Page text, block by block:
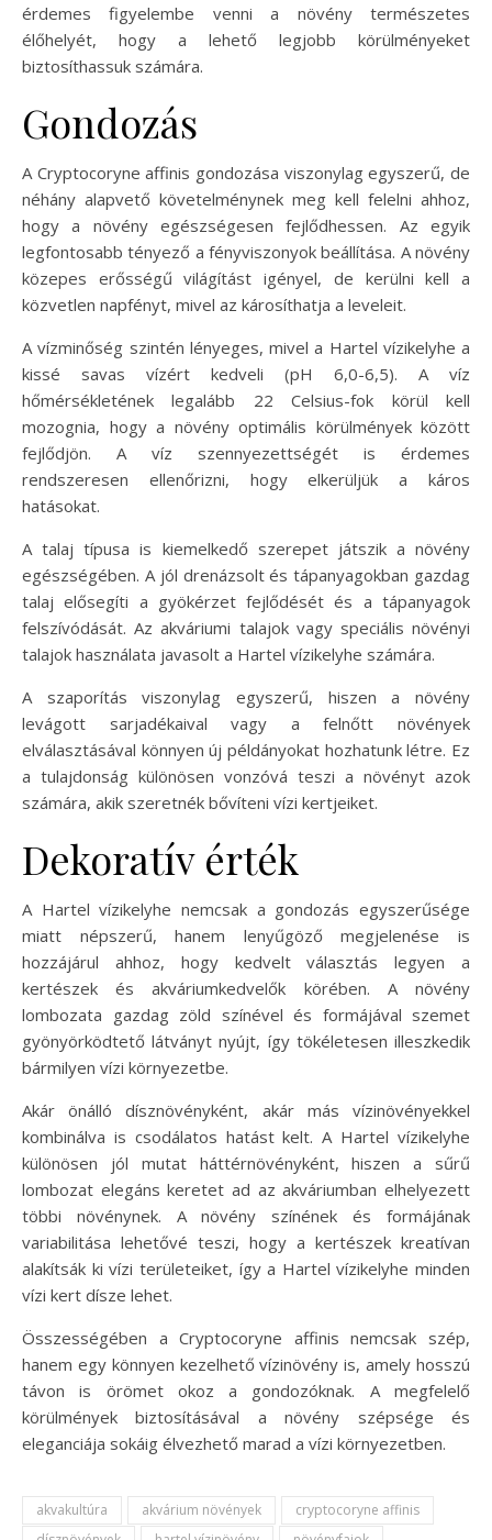
érdemes figyelembe venni a növény természetes
élőhelyét, hogy a lehető legjobb körülményeket
biztosíthassuk számára.
Gondozás
A Cryptocoryne affinis gondozása viszonylag egyszerű, de
néhány alapvető követelménynek meg kell felelni ahhoz,
hogy a növény egészségesen fejlődhessen. Az egyik
legfontosabb tényező a fényviszonyok beállítása. A növény
közepes erősségű világítást igényel, de kerülni kell a
közvetlen napfényt, mivel az károsíthatja a leveleit.
A vízminőség szintén lényeges, mivel a Hartel vízikelyhe a
kissé savas vízért kedveli (pH 6,0-6,5). A víz
hőmérsékletének legalább 22 Celsius-fok körül kell
mozognia, hogy a növény optimális körülmények között
fejlődjön. A víz szennyezettségét is érdemes
rendszeresen ellenőrizni, hogy elkerüljük a káros
hatásokat.
A talaj típusa is kiemelkedő szerepet játszik a növény
egészségében. A jól drenázsolt és tápanyagokban gazdag
talaj elősegíti a gyökérzet fejlődését és a tápanyagok
felszívódását. Az akváriumi talajok vagy speciális növényi
talajok használata javasolt a Hartel vízikelyhe számára.
A szaporítás viszonylag egyszerű, hiszen a növény
levágott sarjadékaival vagy a felnőtt növények
elválasztásával könnyen új példányokat hozhatunk létre. Ez
a tulajdonság különösen vonzóvá teszi a növényt azok
számára, akik szeretnék bővíteni vízi kertjeiket.
Dekoratív érték
A Hartel vízikelyhe nemcsak a gondozás egyszerűsége
miatt népszerű, hanem lenyűgöző megjelenése is
hozzájárul ahhoz, hogy kedvelt választás legyen a
kertészek és akváriumkedvelők körében. A növény
lombozata gazdag zöld színével és formájával szemet
gyönyörködtető látványt nyújt, így tökéletesen illeszkedik
bármilyen vízi környezetbe.
Akár önálló dísznövényként, akár más vízinövényekkel
kombinálva is csodálatos hatást kelt. A Hartel vízikelyhe
különösen jól mutat háttérnövényként, hiszen a sűrű
lombozat elegáns keretet ad az akváriumban elhelyezett
többi növénynek. A növény színének és formájának
variabilitása lehetővé teszi, hogy a kertészek kreatívan
alakítsák ki vízi területeiket, így a Hartel vízikelyhe minden
vízi kert dísze lehet.
Összességében a Cryptocoryne affinis nemcsak szép,
hanem egy könnyen kezelhető vízinövény is, amely hosszú
távon is örömet okoz a gondozóknak. A megfelelő
körülmények biztosításával a növény szépsége és
eleganciája sokáig élvezhető marad a vízi környezetben.
akvakultúra akvárium növények
cryptocoryne affinis